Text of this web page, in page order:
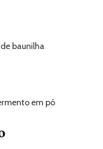
baunilha
em pó